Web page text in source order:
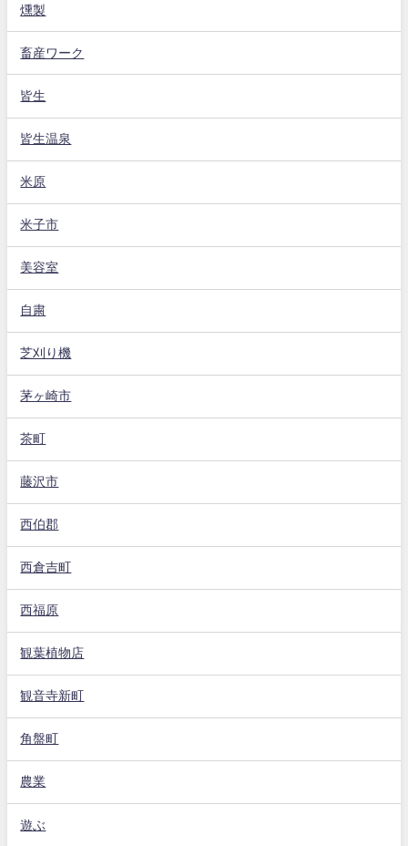
燻製
畜産ワーク
皆生
皆生温泉
米原
米子市
美容室
自粛
芝刈り機
茅ヶ崎市
茶町
藤沢市
西伯郡
西倉吉町
西福原
観葉植物店
観音寺新町
角盤町
農業
遊ぶ